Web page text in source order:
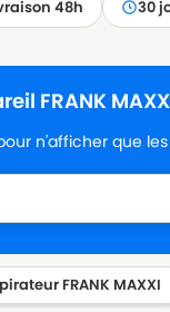
48h 30
FRANK
n'afficher que
FRANK MAXXI